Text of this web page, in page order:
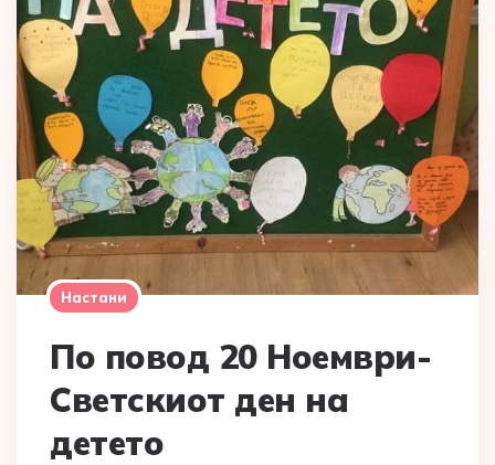
Настани
По повод 20 Ноември-
Светскиот ден на
детето